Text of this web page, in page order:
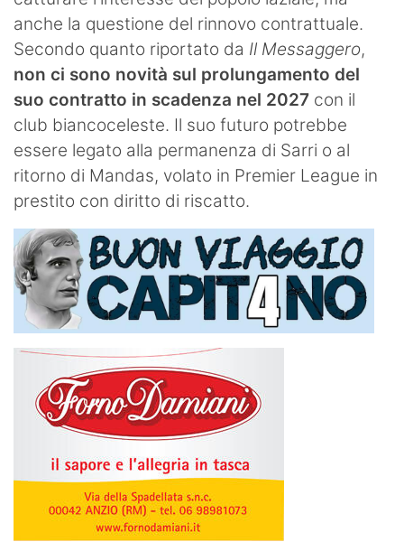
anche la questione del rinnovo contrattuale.
Secondo quanto riportato da Il Messaggero,
non ci sono novità sul prolungamento del
suo contratto in scadenza nel 2027 con il
club biancoceleste. Il suo futuro potrebbe
essere legato alla permanenza di Sarri o al
ritorno di Mandas, volato in Premier League in
prestito con diritto di riscatto.